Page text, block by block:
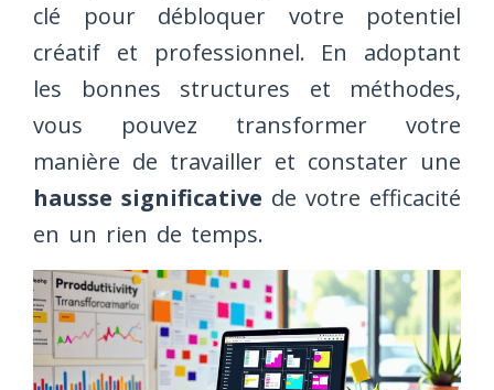
clé pour débloquer votre potentiel
créatif et professionnel. En adoptant
les bonnes structures et méthodes,
vous pouvez transformer votre
manière de travailler et constater une
hausse significative de votre efficacité
en un rien de temps.